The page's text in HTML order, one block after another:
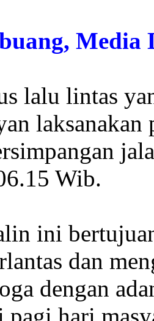
Media
lalu lintas
Wib.
ini
dan
dengan